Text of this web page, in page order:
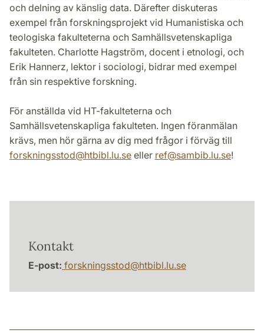
och delning av känslig data. Därefter diskuteras
exempel från forskningsprojekt vid Humanistiska och
teologiska fakulteterna och Samhällsvetenskapliga
fakulteten. Charlotte Hagström, docent i etnologi, och
Erik Hannerz, lektor i sociologi, bidrar med exempel
från sin respektive forskning.
För anställda vid HT-fakulteterna och
Samhällsvetenskapliga fakulteten. Ingen föranmälan
krävs, men hör gärna av dig med frågor i förväg till
forskningsstod@htbibl.lu.se eller ref@sambib.lu.se!
Kontakt
E-post: forskningsstod@htbibl.lu.se